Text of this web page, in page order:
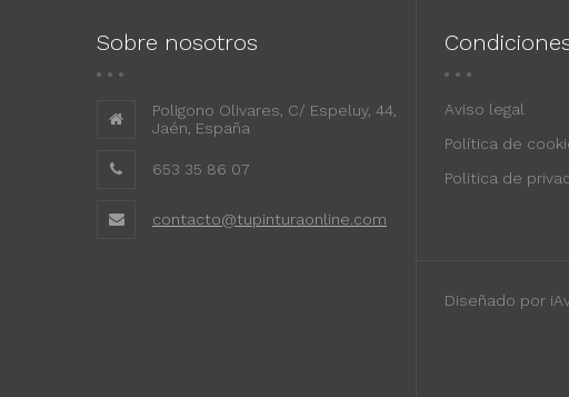
Sobre nosotros
Poligono Olivares, C/ Espeluy, 44,
Jaén, España
653 35 86 07
contacto@tupinturaonline.com
Aviso legal
Política de
Politica de
Diseñado por